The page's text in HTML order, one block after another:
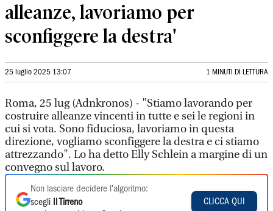
alleanze, lavoriamo per
sconfiggere la destra'
25 luglio 2025 13:07 1 MINUTI DI LETTURA
Roma, 25 lug (Adnkronos) - "Stiamo lavorando per
costruire alleanze vincenti in tutte e sei le regioni in
cui si vota. Sono fiduciosa, lavoriamo in questa
direzione, vogliamo sconfiggere la destra e ci stiamo
attrezzando". Lo ha detto Elly Schlein a margine di un
convegno sul lavoro.
Non lasciare decidere l'algoritmo:
scegli
Il Tirreno
CLICCA QUI